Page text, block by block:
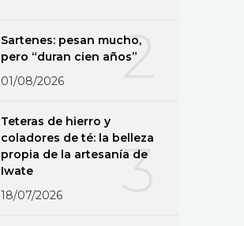
2
Sartenes: pesan mucho,
pero “duran cien años”
01/08/2026
3
Teteras de hierro y
coladores de té: la belleza
propia de la artesanía de
Iwate
18/07/2026